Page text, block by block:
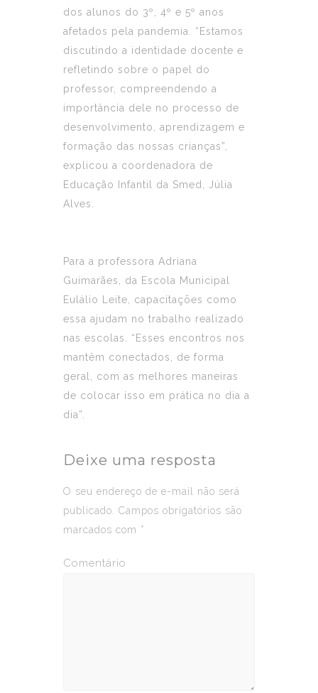
dos alunos do 3º, 4º e 5º anos
afetados pela pandemia. “Estamos
discutindo a identidade docente e
refletindo sobre o papel do
professor, compreendendo a
importância dele no processo de
desenvolvimento, aprendizagem e
formação das nossas crianças”,
explicou a coordenadora de
Educação Infantil da Smed, Júlia
Alves.
Para a professora Adriana
Guimarães, da Escola Municipal
Eulálio Leite, capacitações como
essa ajudam no trabalho realizado
nas escolas. “Esses encontros nos
mantêm conectados, de forma
geral, com as melhores maneiras
de colocar isso em prática no dia a
dia”.
Deixe uma resposta
O seu endereço de e-mail não será
publicado.
Campos obrigatórios são
marcados com *
Comentário